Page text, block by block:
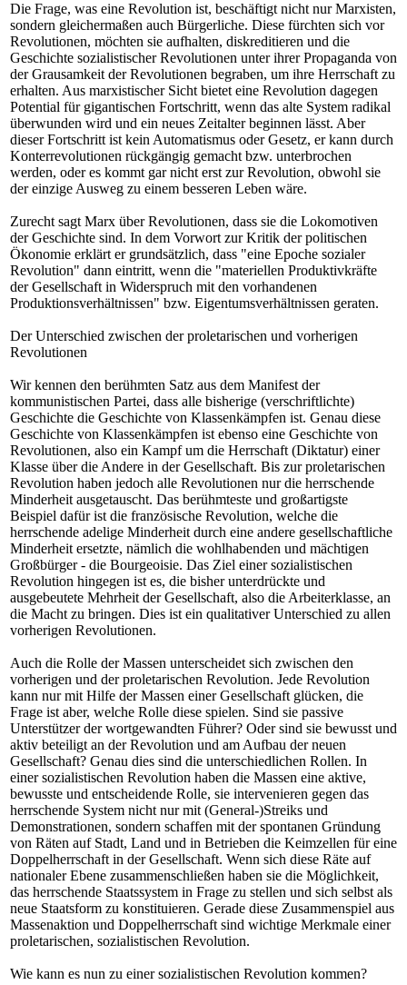
Die Frage, was eine Revolution ist, beschäftigt nicht nur Marxisten,
sondern gleichermaßen auch Bürgerliche. Diese fürchten sich vor
Revolutionen, möchten sie aufhalten, diskreditieren und die
Geschichte sozialistischer Revolutionen unter ihrer Propaganda von
der Grausamkeit der Revolutionen begraben, um ihre Herrschaft zu
erhalten. Aus marxistischer Sicht bietet eine Revolution dagegen
Potential für gigantischen Fortschritt, wenn das alte System radikal
überwunden wird und ein neues Zeitalter beginnen lässt. Aber
dieser Fortschritt ist kein Automatismus oder Gesetz, er kann durch
Konterrevolutionen rückgängig gemacht bzw. unterbrochen
werden, oder es kommt gar nicht erst zur Revolution, obwohl sie
der einzige Ausweg zu einem besseren Leben wäre.
Zurecht sagt Marx über Revolutionen, dass sie die Lokomotiven
der Geschichte sind. In dem Vorwort zur Kritik der politischen
Ökonomie erklärt er grundsätzlich, dass "eine Epoche sozialer
Revolution" dann eintritt, wenn die "materiellen Produktivkräfte
der Gesellschaft in Widerspruch mit den vorhandenen
Produktionsverhältnissen" bzw. Eigentumsverhältnissen geraten.
Der Unterschied zwischen der proletarischen und vorherigen
Revolutionen
Wir kennen den berühmten Satz aus dem Manifest der
kommunistischen Partei, dass alle bisherige (verschriftlichte)
Geschichte die Geschichte von Klassenkämpfen ist. Genau diese
Geschichte von Klassenkämpfen ist ebenso eine Geschichte von
Revolutionen, also ein Kampf um die Herrschaft (Diktatur) einer
Klasse über die Andere in der Gesellschaft. Bis zur proletarischen
Revolution haben jedoch alle Revolutionen nur die herrschende
Minderheit ausgetauscht. Das berühmteste und großartigste
Beispiel dafür ist die französische Revolution, welche die
herrschende adelige Minderheit durch eine andere gesellschaftliche
Minderheit ersetzte, nämlich die wohlhabenden und mächtigen
Großbürger - die Bourgeoisie. Das Ziel einer sozialistischen
Revolution hingegen ist es, die bisher unterdrückte und
ausgebeutete Mehrheit der Gesellschaft, also die Arbeiterklasse, an
die Macht zu bringen. Dies ist ein qualitativer Unterschied zu allen
vorherigen Revolutionen.
Auch die Rolle der Massen unterscheidet sich zwischen den
vorherigen und der proletarischen Revolution. Jede Revolution
kann nur mit Hilfe der Massen einer Gesellschaft glücken, die
Frage ist aber, welche Rolle diese spielen. Sind sie passive
Unterstützer der wortgewandten Führer? Oder sind sie bewusst und
aktiv beteiligt an der Revolution und am Aufbau der neuen
Gesellschaft? Genau dies sind die unterschiedlichen Rollen. In
einer sozialistischen Revolution haben die Massen eine aktive,
bewusste und entscheidende Rolle, sie intervenieren gegen das
herrschende System nicht nur mit (General-)Streiks und
Demonstrationen, sondern schaffen mit der spontanen Gründung
von Räten auf Stadt, Land und in Betrieben die Keimzellen für eine
Doppelherrschaft in der Gesellschaft. Wenn sich diese Räte auf
nationaler Ebene zusammenschließen haben sie die Möglichkeit,
das herrschende Staatssystem in Frage zu stellen und sich selbst als
neue Staatsform zu konstituieren. Gerade diese Zusammenspiel aus
Massenaktion und Doppelherrschaft sind wichtige Merkmale einer
proletarischen, sozialistischen Revolution.
Wie kann es nun zu einer sozialistischen Revolution kommen?